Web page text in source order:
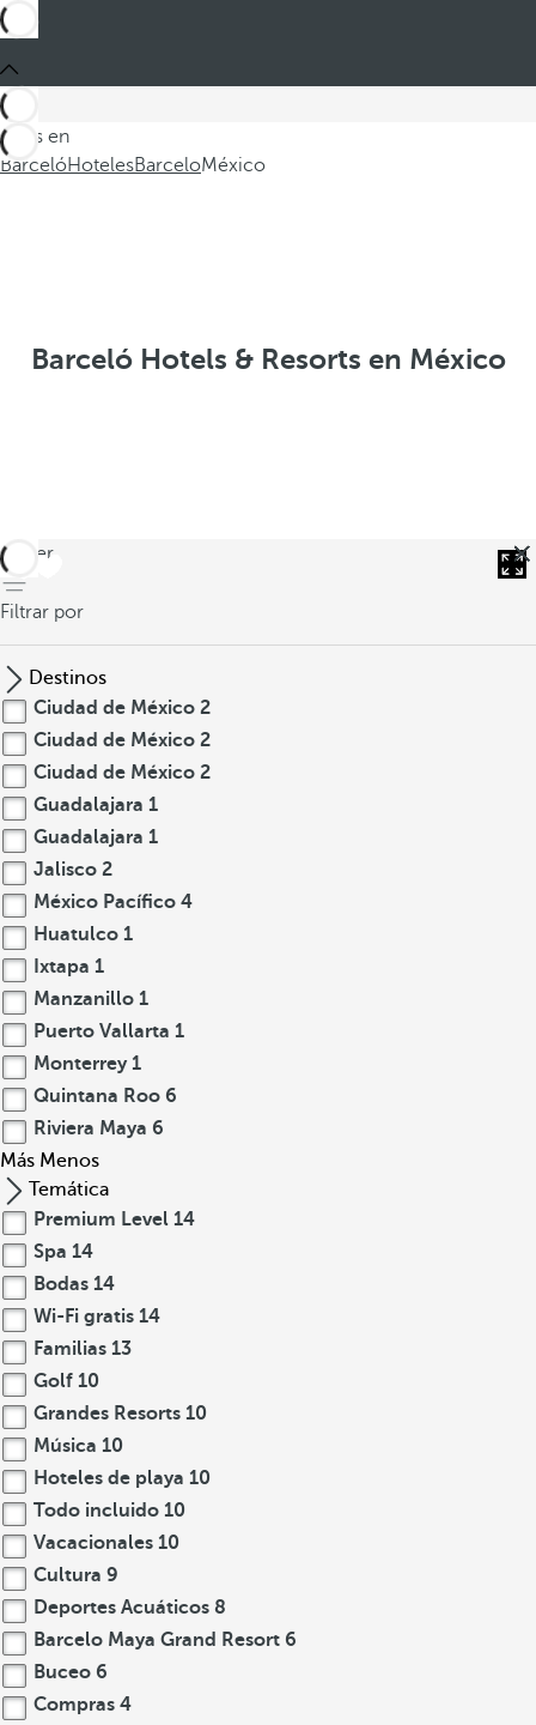
Estás en
BarcelóHotelesBarceloMéxico
Barceló Hotels & Resorts en México
volver
Filtrar por
Destinos
Ciudad de México 2
Ciudad de México 2
Ciudad de México 2
Guadalajara 1
Guadalajara 1
Jalisco 2
México Pacífico 4
Huatulco 1
Ixtapa 1
Manzanillo 1
Puerto Vallarta 1
Monterrey 1
Quintana Roo 6
Riviera Maya 6
Más Menos
Temática
Premium Level 14
Spa 14
Bodas 14
Wi-Fi gratis 14
Familias 13
Golf 10
Grandes Resorts 10
Música 10
Hoteles de playa 10
Todo incluido 10
Vacacionales 10
Cultura 9
Deportes Acuáticos 8
Barcelo Maya Grand Resort 6
Buceo 6
Compras 4